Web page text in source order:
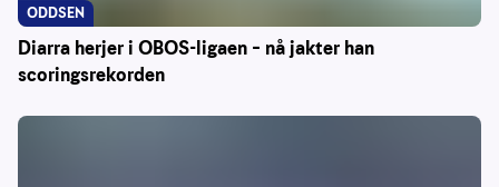
Diarra herjer i OBOS-ligaen – nå jakter han
scoringsrekorden
ODDSEN